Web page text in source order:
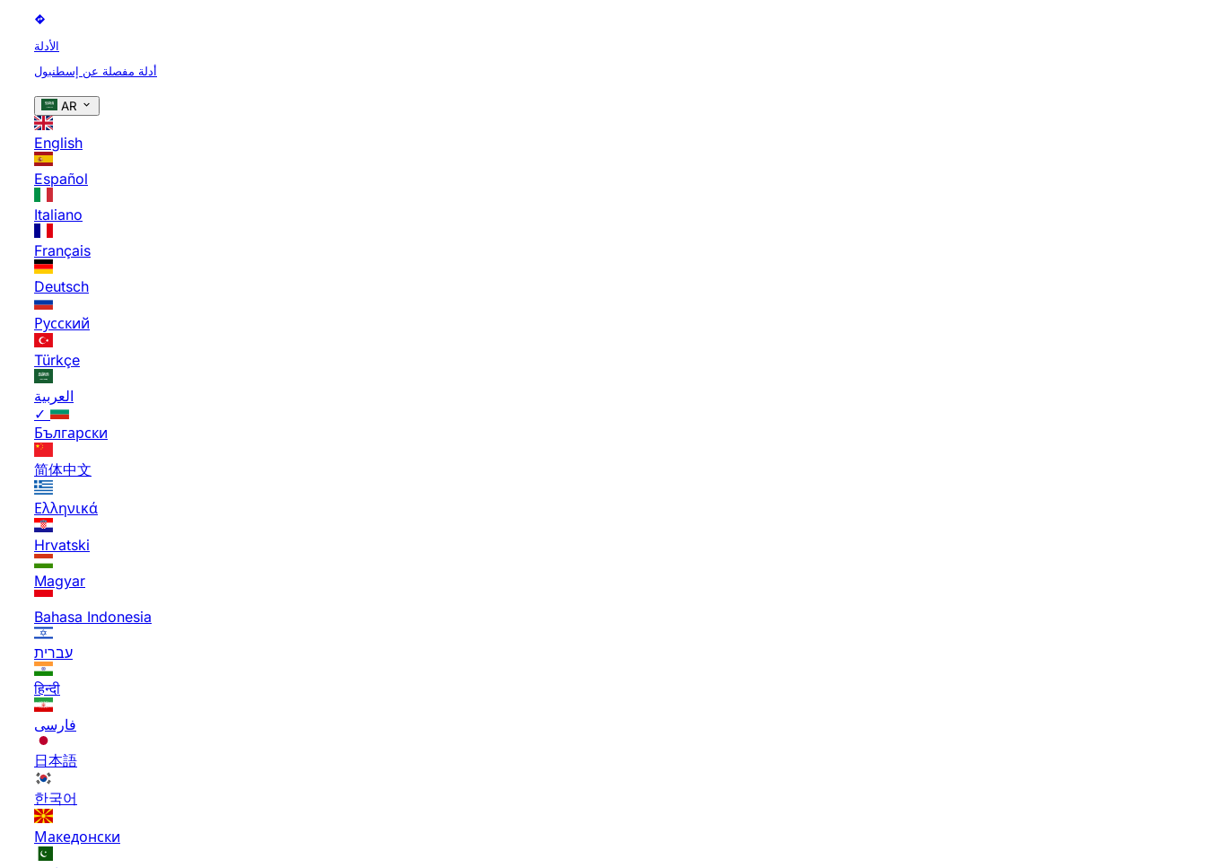
الأدلة
أدلة مفصلة عن إسطنبول
AR
English
Español
Italiano
Français
Deutsch
Русский
Türkçe
العربية
✓
Български
简体中文
Ελληνικά
Hrvatski
Magyar
Bahasa Indonesia
עברית
हिन्दी
فارسی
日本語
한국어
Македонски